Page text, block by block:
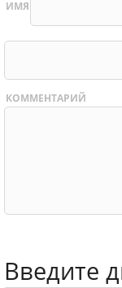
ИМЯ
КОММЕНТАРИЙ
Введите